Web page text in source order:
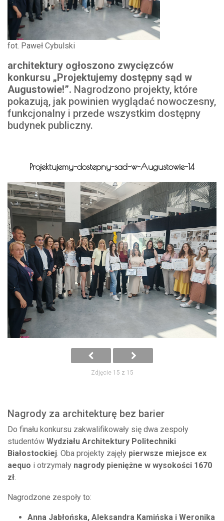
fot. Paweł Cybulski
architektury ogłoszono zwycięzców
konkursu „Projektujemy dostępny sąd w
Augustowie!”. Nagrodzono projekty, które
pokazują, jak powinien wyglądać nowoczesny,
funkcjonalny i przede wszystkim dostępny
budynek publiczny.
Projektujemy-dostepny-sad-w-Augustowie-14
Zdjęcie 15 z 15
Nagrody za architekturę bez barier
Do finału konkursu zakwalifikowały się dwa zespoły
studentów Wydziału Architektury Politechniki
Białostockiej. Oba projekty zajęły pierwsze miejsce ex
aequo i otrzymały nagrody pieniężne w wysokości 1670
zł.
Nagrodzone zespoły to:
Anna Jabłońska, Aleksandra Kamińska i Weronika